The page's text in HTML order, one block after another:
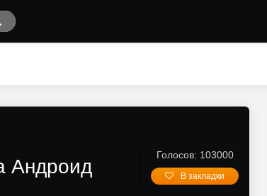
Андроид
Голосов: 103000
В закладки